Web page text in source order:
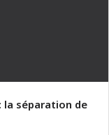
séparation de